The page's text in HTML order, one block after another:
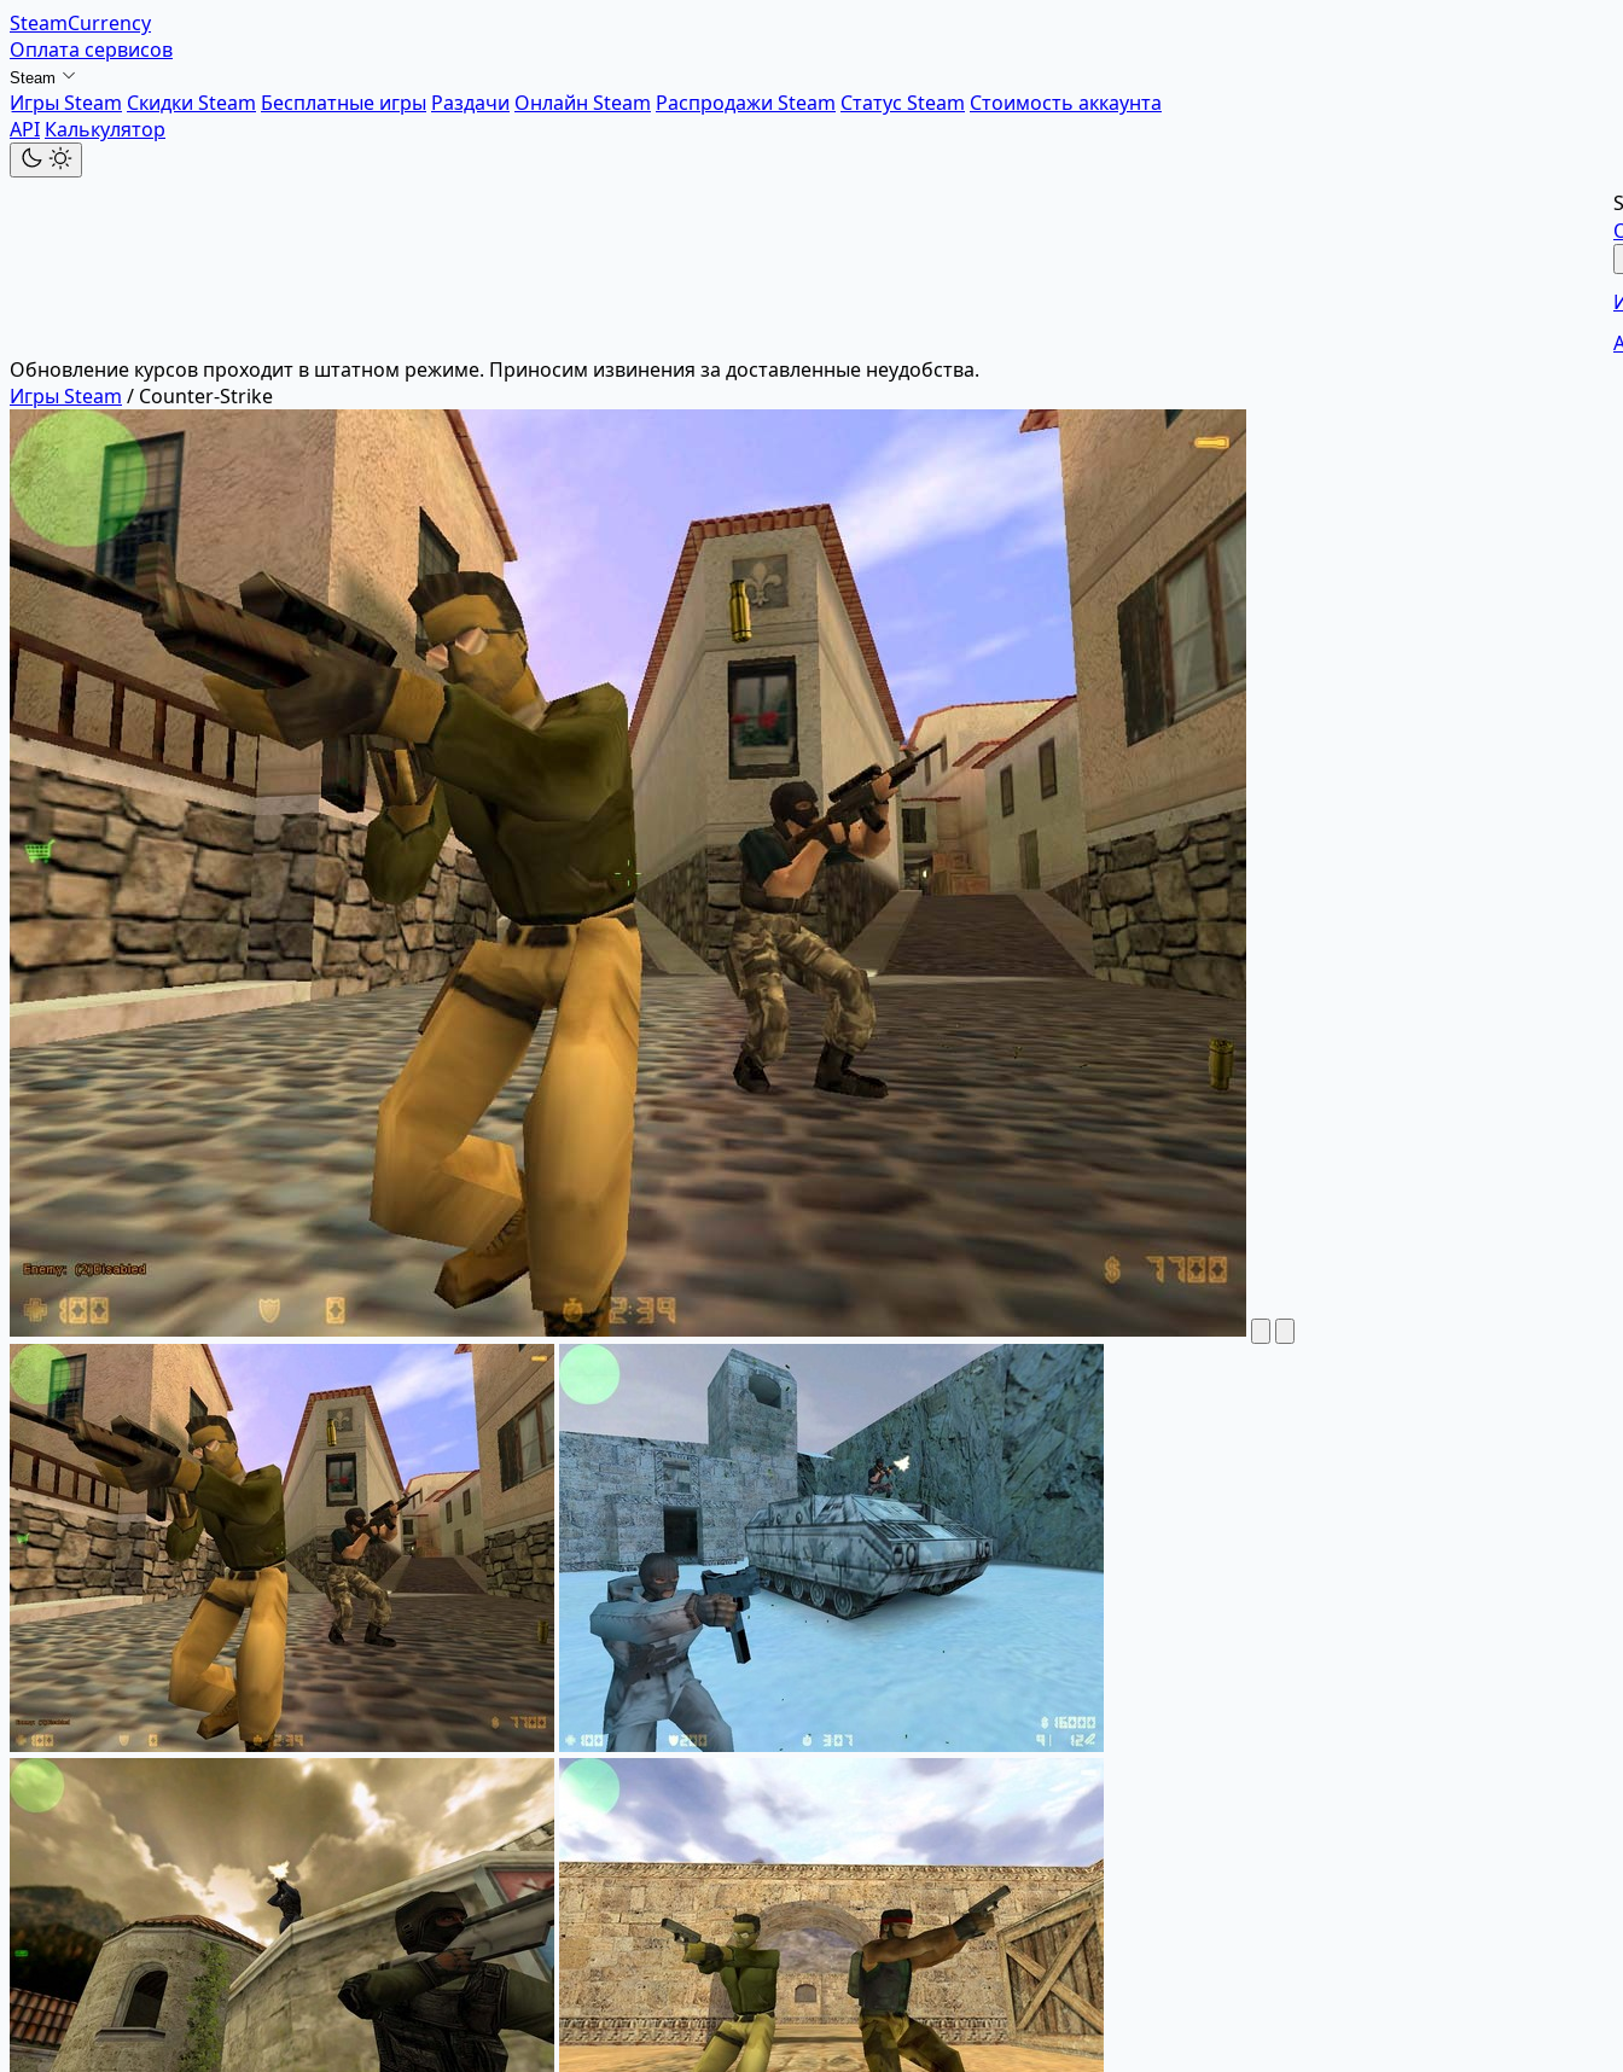
SteamCurrency
Оплата сервисов
Steam
Игры Steam Скидки Steam Бесплатные игры Раздачи Онлайн Steam Распродажи Steam Статус Steam Стоимость аккаунта
API Калькулятор
Обновление курсов проходит в штатном режиме. Приносим извинения за доставленные неудобства.
Игры Steam / Counter-Strike